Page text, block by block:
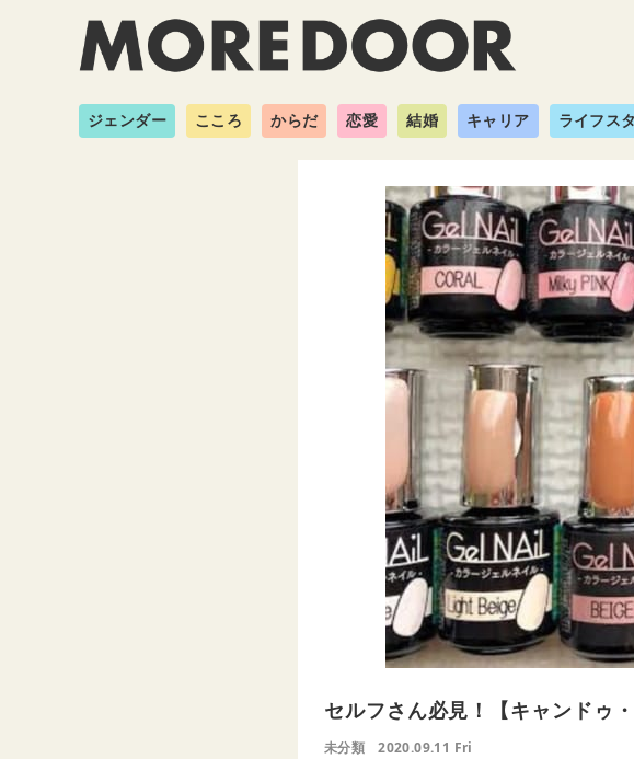
ジェンダー こころ からだ 恋愛 結婚 キャリア ライフス
セルフさん必見！【キャンドゥ
未分類 2020.09.11 Fri